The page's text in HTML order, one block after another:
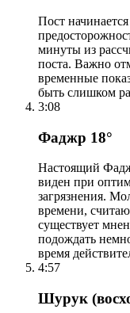
Пост
минуты из
поста. Важно
временные
быть слишком
3:08
Фаджр 18°
Настоящий
виден при
загрязнения.
времени,
существует
подождать
время
4:57
Шурук